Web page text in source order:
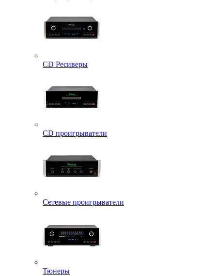
CD Ресиверы
CD проигрыватели
Сетевые проигрыватели
Тюнеры